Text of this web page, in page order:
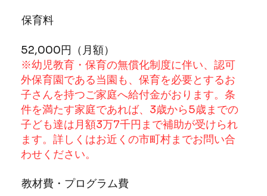
52,000円（月額）
※幼児教育・保育の無償化制度に伴い、認可
外保育園である当園も、保育を必要とするお
子さんを持つご家庭へ給付金がおります。条
件を満たす家庭であれば、3歳から5歳までの
子ども達は月額3万7千円まで補助が受けられ
ます。詳しくはお近くの市町村までお問い合
わせください。
保育料
教材費・プログラム費